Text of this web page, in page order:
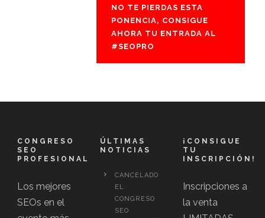
NO TE PIERDAS ESTA
PONENCIA, CONSIGUE
AHORA TU ENTRADA AL
#SEOPRO
CONGRESO
SEO
PROFESIONAL
Los mejores
SEOs en el
ÚLTIMAS
NOTICIAS
CANCELADO
EL
CONGRESO
SEO
¡CONSIGUE
TU
INSCRIPCIÓN!
Inscripciones a
la venta